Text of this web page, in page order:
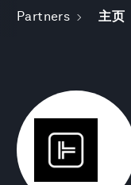
Partners 主页